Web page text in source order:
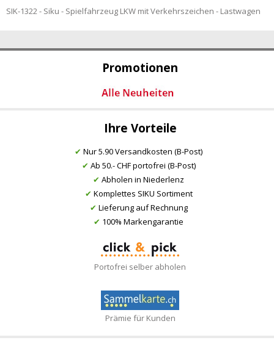
Promotionen
Ihre Vorteile
✔ Nur 5.90 Versandkosten (B-Post)
✔ Ab 50.- CHF portofrei (B-Post)
✔ Abholen in Niederlenz
✔ Komplettes SIKU Sortiment
✔ Lieferung auf Rechnung
✔ 100% Markengarantie
Portofrei selber abholen
Prämie für Kunden
SIK-1322 - Siku - Spielfahrzeug LKW mit Verkehrszeichen - Lastwagen